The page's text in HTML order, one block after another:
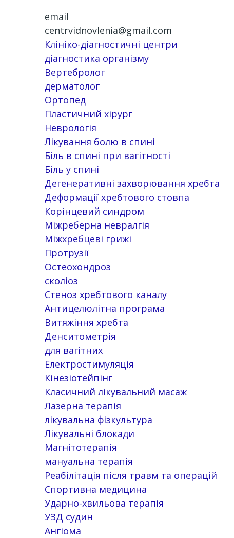
email
centrvidnovlenia@gmail.com
Клініко-діагностичні центри
діагностика організму
Вертебролог
дерматолог
Ортопед
Пластичний хірург
Неврологія
Лікування болю в спині
Біль в спині при вагітності
Біль у спині
Дегенеративні захворювання хребта
Деформації хребтового стовпа
Корінцевий синдром
Міжреберна невралгія
Міжхребцеві грижі
Протрузії
Остеохондроз
сколіоз
Стеноз хребтового каналу
Антицелюлітна програма
Витяжіння хребта
Денситометрія
для вагітних
Електростимуляція
Кінезіотейпінг
Класичний лікувальний масаж
Лазерна терапія
лікувальна фізкультура
Лікувальні блокади
Магнітотерапія
мануальна терапія
Реабілітація після травм та операцій
Спортивна медицина
Ударно-хвильова терапія
УЗД судин
Ангіома